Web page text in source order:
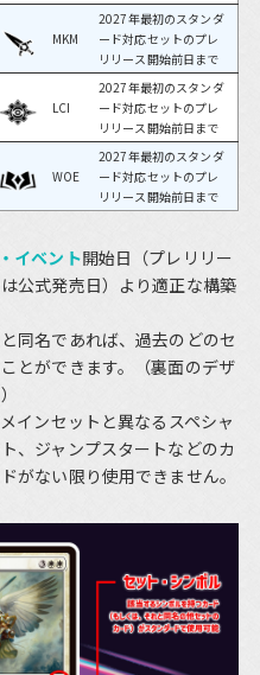
MKM
2027年最初のスタンダ
ード対応セットのプレ
リリース開始前日まで
LCI
2027年最初のスタンダ
ード対応セットのプレ
リリース開始前日まで
WOE
2027年最初のスタンダ
ード対応セットのプレ
リリース開始前日まで
イベント開始日（プレリリー
公式発売日）より適正な構築
同名であれば、過去のどのセ
とができます。（裏面のデザ
インセットと異なるスペシャ
、ジャンプスタートなどのカ
がない限り使用できません。